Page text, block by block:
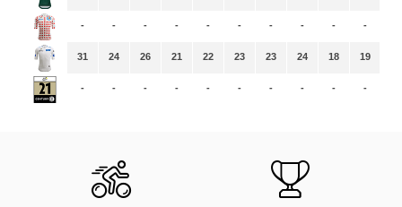
-
31
-
-
24
-
-
26
-
-
21
-
-
22
-
-
23
-
-
23
-
-
24
-
-
18
-
-
19
-